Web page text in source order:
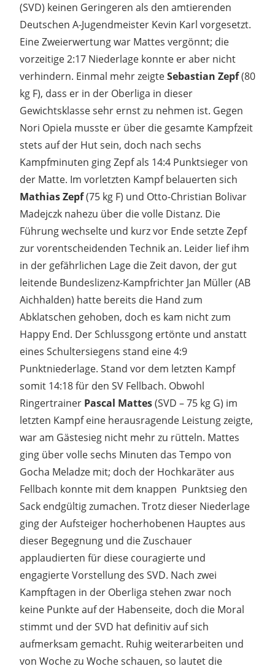
(SVD) keinen Geringeren als den amtierenden
Deutschen A-Jugendmeister Kevin Karl vorgesetzt.
Eine Zweierwertung war Mattes vergönnt; die
vorzeitige 2:17 Niederlage konnte er aber nicht
verhindern. Einmal mehr zeigteSebastian Zepf(80
kg F), dass er in der Oberliga in dieser
Gewichtsklasse sehr ernst zu nehmen ist. Gegen
Nori Opiela musste er über die gesamte Kampfzeit
stets auf der Hut sein, doch nach sechs
Kampfminuten ging Zepf als 14:4 Punktsieger von
der Matte. Im vorletzten Kampf belauerten sich
Mathias Zepf(75 kg F) und Otto-Christian Bolivar
Madejczk nahezu über die volle Distanz. Die
Führung wechselte und kurz vor Ende setzte Zepf
zur vorentscheidenden Technik an. Leider lief ihm
in der gefährlichen Lage die Zeit davon, der gut
leitende Bundeslizenz-Kampfrichter Jan Müller (AB
Aichhalden) hatte bereits die Hand zum
Abklatschen gehoben, doch es kam nicht zum
Happy End. Der Schlussgong ertönte und anstatt
eines Schultersiegens stand eine 4:9
Punktniederlage. Stand vor dem letzten Kampf
somit 14:18 für den SV Fellbach. Obwohl
Ringertrainer Pascal Mattes(SVD – 75 kg G) im
letzten Kampf eine herausragende Leistung zeigte,
war am Gästesieg nicht mehr zu rütteln. Mattes
ging über volle sechs Minuten das Tempo von
Gocha Meladze mit; doch der Hochkaräter aus
Fellbach konnte mit dem knappen Punktsieg den
Sack endgültig zumachen. Trotz dieser Niederlage
ging der Aufsteiger hocherhobenen Hauptes aus
dieser Begegnung und die Zuschauer
applaudierten für diese couragierte und
engagierte Vorstellung des SVD. Nach zwei
Kampftagen in der Oberliga stehen zwar noch
keine Punkte auf der Habenseite, doch die Moral
stimmt und der SVD hat definitiv auf sich
aufmerksam gemacht. Ruhig weiterarbeiten und
von Woche zu Woche schauen, so lautet die